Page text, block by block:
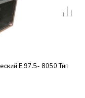
E 97.5- 8050 Тип